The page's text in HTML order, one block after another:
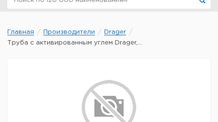
Главная Производители
Drager
Труба с активированным углем Drager,...